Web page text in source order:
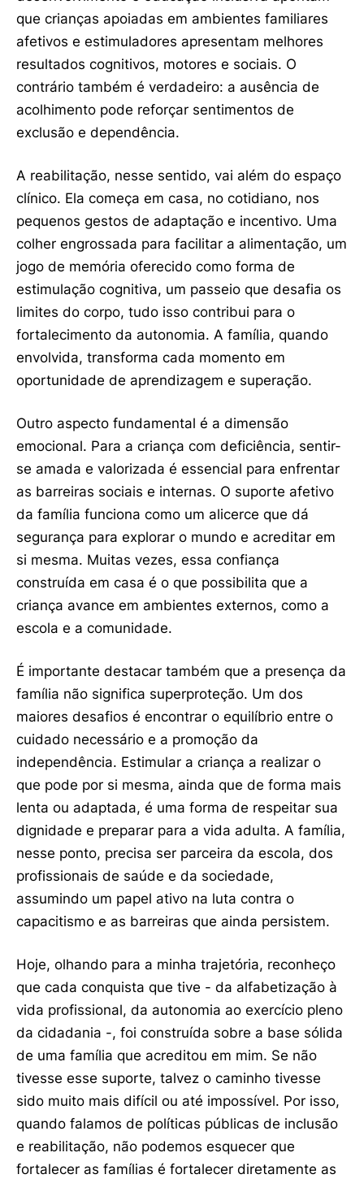
que crianças apoiadas em ambientes familiares
afetivos e estimuladores apresentam melhores
resultados cognitivos, motores e sociais. O
contrário também é verdadeiro: a ausência de
acolhimento pode reforçar sentimentos de
exclusão e dependência.
A reabilitação, nesse sentido, vai além do espaço
clínico. Ela começa em casa, no cotidiano, nos
pequenos gestos de adaptação e incentivo. Uma
colher engrossada para facilitar a alimentação, um
jogo de memória oferecido como forma de
estimulação cognitiva, um passeio que desafia os
limites do corpo, tudo isso contribui para o
fortalecimento da autonomia. A família, quando
envolvida, transforma cada momento em
oportunidade de aprendizagem e superação.
Outro aspecto fundamental é a dimensão
emocional. Para a criança com deficiência, sentir-
se amada e valorizada é essencial para enfrentar
as barreiras sociais e internas. O suporte afetivo
da família funciona como um alicerce que dá
segurança para explorar o mundo e acreditar em
si mesma. Muitas vezes, essa confiança
construída em casa é o que possibilita que a
criança avance em ambientes externos, como a
escola e a comunidade.
É importante destacar também que a presença da
família não significa superproteção. Um dos
maiores desafios é encontrar o equilíbrio entre o
cuidado necessário e a promoção da
independência. Estimular a criança a realizar o
que pode por si mesma, ainda que de forma mais
lenta ou adaptada, é uma forma de respeitar sua
dignidade e preparar para a vida adulta. A família,
nesse ponto, precisa ser parceira da escola, dos
profissionais de saúde e da sociedade,
assumindo um papel ativo na luta contra o
capacitismo e as barreiras que ainda persistem.
Hoje, olhando para a minha trajetória, reconheço
que cada conquista que tive - da alfabetização à
vida profissional, da autonomia ao exercício pleno
da cidadania -, foi construída sobre a base sólida
de uma família que acreditou em mim. Se não
tivesse esse suporte, talvez o caminho tivesse
sido muito mais difícil ou até impossível. Por isso,
quando falamos de políticas públicas de inclusão
e reabilitação, não podemos esquecer que
fortalecer as famílias é fortalecer diretamente as